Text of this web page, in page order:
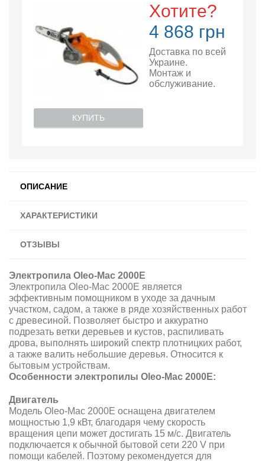
Хотите?
4 868 грн
Доставка по всей
Украине.
Монтаж и
обслуживание.
КУПИТЬ
ОПИСАНИЕ
ХАРАКТЕРИСТИКИ
ОТЗЫВЫ
Электропила Oleo-Mac 2000Е
Электропила Oleo-Mac 2000Е является
эффективным помощником в уходе за дачным
участком, садом, а также в ряде хозяйственных работ
с древесиной. Позволяет быстро и аккуратно
подрезать ветки деревьев и кустов, распиливать
дрова, выполнять широкий спектр плотницких работ,
а также валить небольшие деревья. Относится к
бытовым устройствам.
Особенности электропилы Oleo-Mac 2000Е:
Двигатель
Модель Oleo-Mac 2000Е оснащена двигателем
мощностью 1,9 кВт, благодаря чему скорость
вращения цепи может достигать 15 м/с. Двигатель
подключается к обычной бытовой сети 220 V при
помощи кабелей. Поэтому рекомендуется для